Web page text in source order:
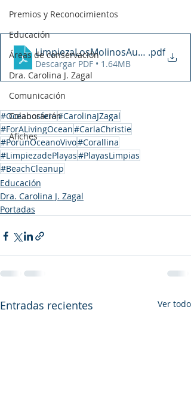
Premios y Reconocimientos
Educación
Áreas de conservación
Dra. Carolina J. Zagal
Comunicación
Colaboración
Afiches
LimpiezaLosMolinosAustral.pdf
Descargar PDF • 1.64MB
#Oceanosfera#CarolinaJZagal
#ForALivingOcean#CarlaChristie
#PorunOceanoVivo#Corallina
#LimpiezadePlayas#PlayasLimpias
#BeachCleanup
Educación
Dra. Carolina J. Zagal
Portadas
Entradas recientes Ver todo